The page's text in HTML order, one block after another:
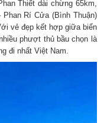
Thiết dài chừng 65km,
Phan Rí Cửa (Bình Thuận)
vẻ đẹp kết hợp giữa biển
phượt thủ bầu chọn là
đi nhất Việt Nam.